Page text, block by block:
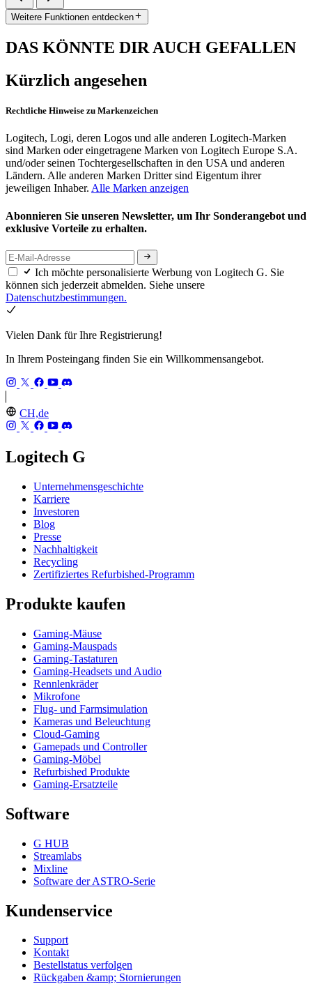
Weitere Funktionen entdecken
DAS KÖNNTE DIR AUCH GEFALLEN
Kürzlich angesehen
Rechtliche Hinweise zu Markenzeichen
Logitech, Logi, deren Logos und alle anderen Logitech-Marken
sind Marken oder eingetragene Marken von Logitech Europe S.A.
und/oder seinen Tochtergesellschaften in den USA und anderen
Ländern. Alle anderen Marken Dritter sind Eigentum ihrer
jeweiligen Inhaber. Alle Marken anzeigen
Abonnieren Sie unseren Newsletter, um Ihr Sonderangebot und
exklusive Vorteile zu erhalten.
Ich möchte personalisierte Werbung von Logitech G. Sie
können sich jederzeit abmelden. Siehe unsere
Datenschutzbestimmungen.
Vielen Dank für Ihre Registrierung!
In Ihrem Posteingang finden Sie ein Willkommensangebot.
CH,de
Logitech G
Unternehmensgeschichte
Karriere
Investoren
Blog
Presse
Nachhaltigkeit
Recycling
Zertifiziertes Refurbished-Programm
Produkte kaufen
Gaming-Mäuse
Gaming-Mauspads
Gaming-Tastaturen
Gaming-Headsets und Audio
Rennlenkräder
Mikrofone
Flug- und Farmsimulation
Kameras und Beleuchtung
Cloud-Gaming
Gamepads und Controller
Gaming-Möbel
Refurbished Produkte
Gaming-Ersatzteile
Software
G HUB
Streamlabs
Mixline
Software der ASTRO-Serie
Kundenservice
Support
Kontakt
Bestellstatus verfolgen
Rückgaben &amp; Stornierungen